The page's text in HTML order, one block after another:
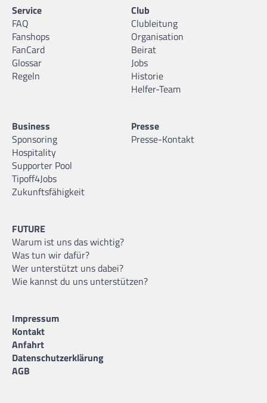
Service
FAQ
Fanshops
FanCard
Glossar
Regeln
Club
Clubleitung
Organisation
Beirat
Jobs
Historie
Helfer-Team
Business
Sponsoring
Hospitality
Supporter Pool
Tipoff4Jobs
Zukunftsfähigkeit
Presse
Presse-Kontakt
FUTURE
Warum ist uns das wichtig?
Was tun wir dafür?
Wer unterstützt uns dabei?
Wie kannst du uns unterstützen?
Impressum
Kontakt
Anfahrt
Datenschutzerklärung
AGB